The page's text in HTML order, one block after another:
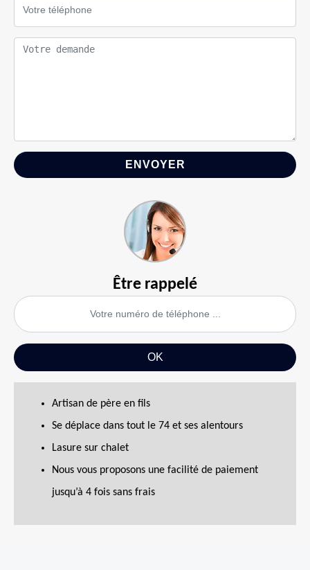
Être rappelé
Artisan de père en fils
Se déplace dans tout le 74 et ses alentours
Lasure sur chalet
Nous vous proposons une facilité de paiement
jusqu’à 4 fois sans frais